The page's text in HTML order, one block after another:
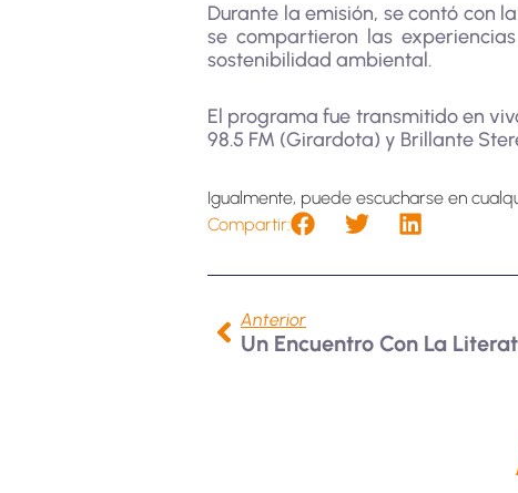
Durante la emisión, se contó con
se compartieron las
sostenibilidad ambiental.
El programa fue transmitido en
98.5 FM (Girardota) y Brillante
Igualmente, puede escucharse en
Compartir:
Anterior